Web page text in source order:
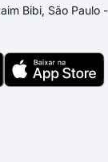
Bibi, São Paulo